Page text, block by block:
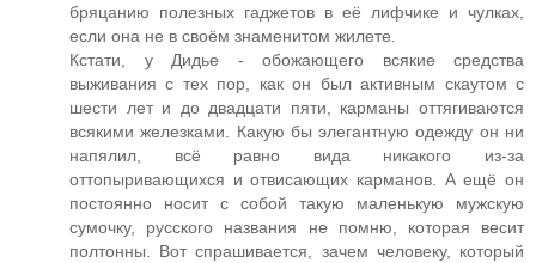
бряцанию полезных гаджетов в её лифчике и чулках,
если она не в своём знаменитом жилете.
Кстати, у Дидье - обожающего всякие средства
выживания с тех пор, как он был активным скаутом с
шести лет и до двадцати пяти, карманы оттягиваются
всякими железками. Какую бы элегантную одежду он ни
напялил, всё равно вида никакого из-за
оттопыривающихся и отвисающих карманов. А ещё он
постоянно носит с собой такую маленькую мужскую
сумочку, русского названия не помню, которая весит
полтонны. Вот спрашивается, зачем человеку, который